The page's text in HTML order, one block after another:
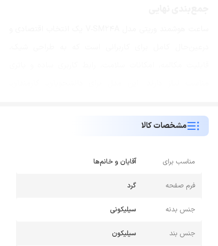
است. اگر می‌خواهید با هزینه‌ای مناسب یک ساعت کاربردی و
آن را از
فروشگاه اینترنتی مبیت تهیه کنید.
مشخصات کالا
مناسب برای آقایان و خانم‌ها
فرم صفحه گرد
جنس بدنه سیلیکونی
جنس بند سیلیکون